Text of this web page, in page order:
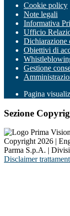
Cookie policy
Note legali
Informativa
Ufficio
Dichiarazione
Obiettivi di
Gestione
Pagina
Sezione
Copyright 2026 |
Parma S.p.A. |
Disclaimer